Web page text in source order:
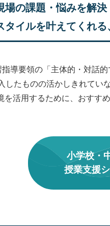
場の課題・悩みを解決
タイルを叶えてくれ
導要領の「主体的・対話
したものの活かしきれて
活用するために、おすす
小学校・
授業支援